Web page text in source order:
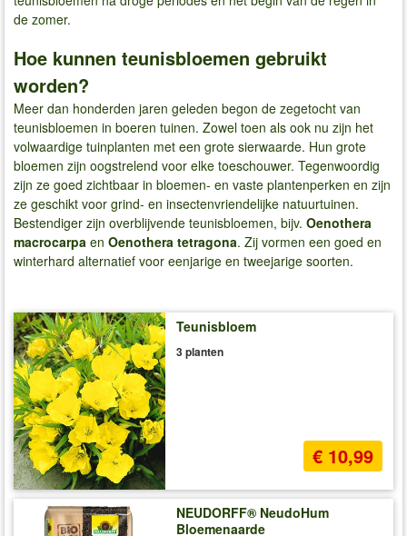
de zomer.
Hoe kunnen teunisbloemen gebruikt
worden?
Meer dan honderden jaren geleden begon de zegetocht van
teunisbloemen in boeren tuinen. Zowel toen als ook nu zijn het
volwaardige tuinplanten met een grote sierwaarde. Hun grote
bloemen zijn oogstrelend voor elke toeschouwer. Tegenwoordig
zijn ze goed zichtbaar in bloemen- en vaste plantenperken en zijn
ze geschikt voor grind- en insectenvriendelijke natuurtuinen.
Bestendiger zijn overblijvende teunisbloemen, bijv. Oenothera
macrocarpa en Oenothera tetragona. Zij vormen een goed en
winterhard alternatief voor eenjarige en tweejarige soorten.
Teunisbloem
3 planten
€ 10,99
NEUDORFF® NeudoHum
Bloemenaarde